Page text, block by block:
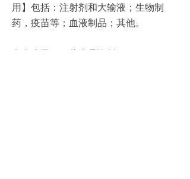
用】包括：注射剂和大输液；生物制
药，疫苗等；血液制品；其他。
点击这里，下载产品资料